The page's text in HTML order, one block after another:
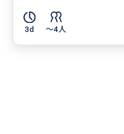
3d 〜4人